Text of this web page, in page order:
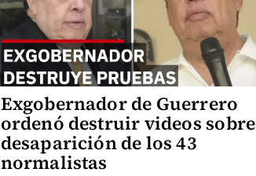
Exgobernador de Guerrero
ordenó destruir videos sobre
desaparición de los 43
normalistas